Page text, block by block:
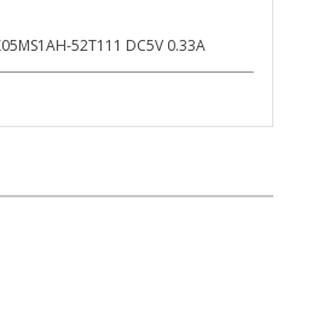
52T111 DC5V 0.33A